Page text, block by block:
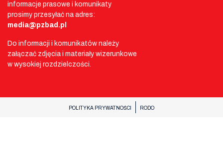
informacje prasowe i komunikaty
prosimy przesyłać na adres:
media@pzbad.pl
Do informacji i komunikatów należy
załączać zdjęcia i materiały wizerunkowe
w wysokiej rozdzielczości.
POLITYKA PRYWATNOŚCI RODO